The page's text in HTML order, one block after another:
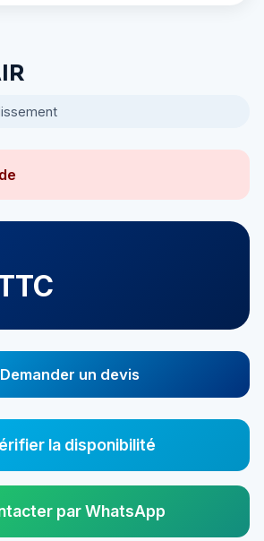
Demander un devis
la disponibilité
par WhatsApp